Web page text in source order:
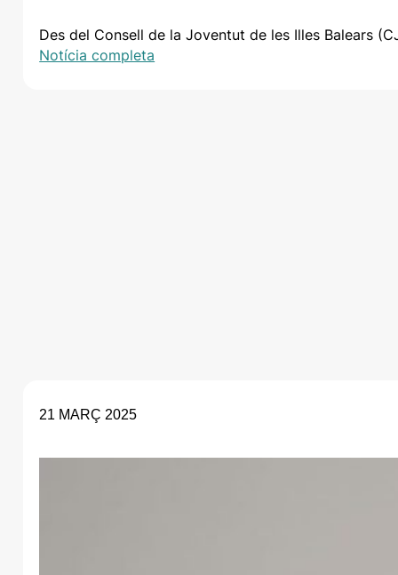
Des del Consell de la Joventut de les Illes Balears
Notícia completa
21 MARÇ 2025